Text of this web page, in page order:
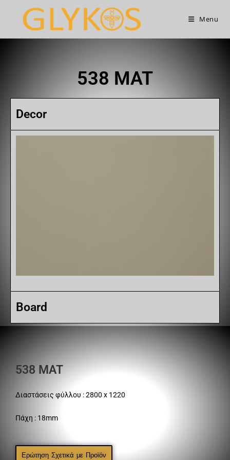
Menu
538 MAT
Decor
Board
538 MAT
Διαστάσεις φύλλου : 2800 x 1220
Πάχη : 18mm
Ερώτηση Σχετικά με Προϊόν